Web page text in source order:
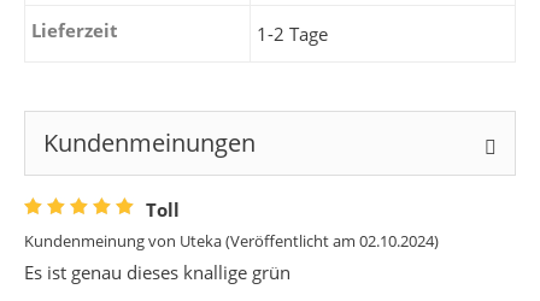
Lieferzeit 1-2 Tage
Kundenmeinungen
Toll
Kundenmeinung von Uteka(Veröffentlicht am 02.10.2024)
Es ist genau dieses knallige grün